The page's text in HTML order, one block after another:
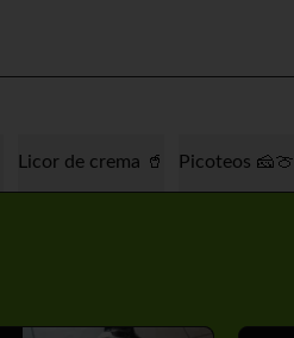
Licor de crema 🥤 Picoteos 🧀🍈